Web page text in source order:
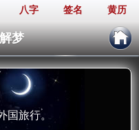
八字 签名 黄历
梦
旅行。